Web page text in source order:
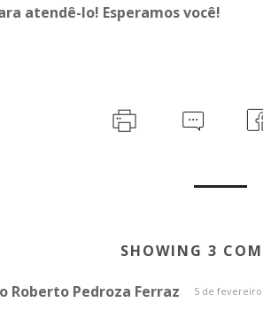
atendê-lo! Esperamos você!
SHOWING 3
Roberto Pedroza Ferraz 5 de fevereiro